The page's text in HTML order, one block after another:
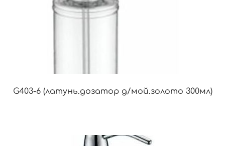
G403-6 (латунь.дозатор д/мой.золото 300мл)